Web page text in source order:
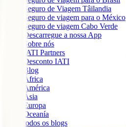
Seguro de Viagem Tâilandia
Seguro de viagem para o México
Seguro de viagem Cabo Verde
Descarregue a nossa App
Sobre nós
IATI Partners
Desconto IATI
Blog
África
América
Ásia
Europa
Oceanía
todos os blogs